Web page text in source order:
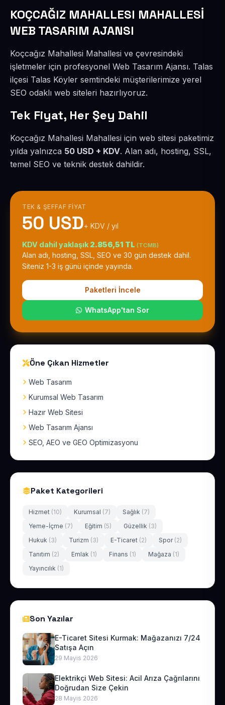
KOÇCAĞIZ MAHALLESI MAHALLESİ
WEB TASARIM AJANSI
Koçcağız Mahallesi Mahallesi ve çevresindeki
işletmeler için profesyonel Web Tasarım Ajansı. Talas
ilçesi Talas Köyler semtindeki müşterilerimize yerel
SEO odaklı web siteleri hazırlıyoruz.
Tek Fiyat, Her Şey Dahil
Koçcağız Mahallesi Mahallesi için web sitesi paketimiz
yılda yalnızca 50 USD + KDV. Alan adı, hosting, SSL,
temel SEO ve teknik destek dahildir.
TEK & ŞEFFAF FIYAT
50 USD+ KDV / yıl
KDV dahil yaklaşık 2.856,51 TL (TCMB)
Alan adı, hosting, SSL, SEO ve 30 gün destek dahil.
Siteniz 1-3 iş günü içinde yayında.
Paketleri İncele
WhatsApp'tan Sor
Öne Çıkan Hizmetler
Web Tasarım
Kurumsal Web Tasarım
Hazır Web Sitesi
Web Tasarım Ajansı
SEO, AEO ve GEO Optimizasyonu
Paket Kategorileri
Hizmet (10) Kurumsal (7) Sağlık (7)
Yeme-İçme (7) Eğitim (5) Güzellik (3)
Hukuk (3) Turizm (3) E-Ticaret (2) Spor (2)
Tanıtım (2) Emlak (1) Finans (1) Mağaza (1)
Yayıncılık (1)
Son Yazılar
E-Ticaret Sitesi Kurmak: Mağazanızı 7/24
Satışa Açın
29 Mayıs 2026
Elektrikçi Web Sitesi: Acil Arıza Çağrılarını
Doğrudan Size Çekin
28 Mayıs 2026